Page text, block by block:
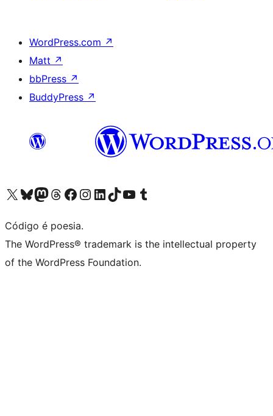
WordPress.com ↗
Matt ↗
bbPress ↗
BuddyPress ↗
Visite a nossa conta X (antigo Twitter)
Visit our Bluesky account
Visit our Mastodon account
Visit our Threads account
Visite a nossa página do Facebook
Visite a nossa conta no Instagram
Visite a nossa conta no LinkedIn
Visit our TikTok account
Visit our YouTube channel
Visit our Tumblr account
Código é poesia.
The WordPress® trademark is the intellectual property
of the WordPress Foundation.